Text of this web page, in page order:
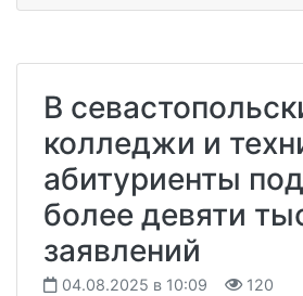
В
колледжи и
абитуриенты
более девяти
заявлений
04.08.2025 в 10:09 120